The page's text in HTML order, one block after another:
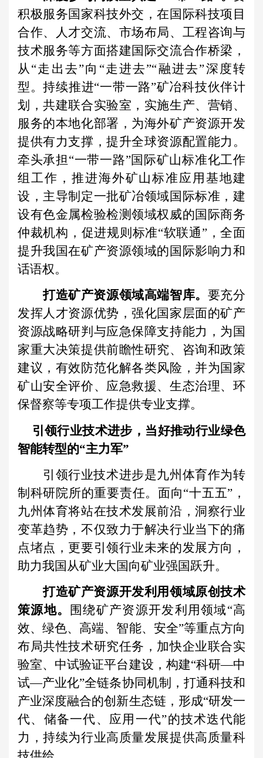
积极服务国家科技外交，在国际科技项目
合作、人才交流、市场布局、工程咨询与
技术服务等方面搭建国际交流合作桥梁，
从“走出去”向“走进去”“融进去”深度转
型。持续推进“一带一路”矿冶科技伙伴计
划，共建联合实验室，实施生产、营销、
服务的本地化部署，为海外矿产资源开发
提供有力支撑，提升全球资源配置能力。
牵头承担“一带一路”国际矿山标准化工作
组工作，推进海外矿山标准应用基地建
设，主导制定一批矿冶领域国际标准，建
设有色金属检验检测领域权威的国际商务
仲裁机构，促进规则标准“软联通”，全面
提升我国在矿产资源领域的国际影响力和
话语权。
打造矿产资源领域高端智库。 要充分
发挥人才资源优势，强化国家层面的矿产
资源战略研判与应急保障支持能力，为国
家重大决策提供前瞻性研究、咨询和政策
建议，有效防范化解各类风险，并为国家
矿山安全评价、应急救援、生态治理、环
保督察等专项工作提供专业支撑。
引领行业技术进步，当好推动行业绿色
智能转型的“主力军”
引领行业技术进步是九州体育作为转
制科研院所的重要责任。面向“十五五”，
九州体育将站在技术发展前沿，洞察行业
变革趋势，不仅致力于解决行业当下的痛
点堵点，更要引领行业未来的发展方向，
助力我国从矿业大国向矿业强国跃升。
打造矿产资源开发利用领域原创技术
策源地。
围绕矿产资源开发利用领域“高
效、绿色、高端、智能、安全”等重点方向
布局共性技术研究任务，加快企业联合实
验室、中试验证平台建设，构建“科研—中
试—产业化”全链条协同机制，打通科技和
产业深度融合的创新生态链，形成“研发一
代、储备一代、应用一代”的技术迭代能
力，持续为行业高质量发展提供高质量科